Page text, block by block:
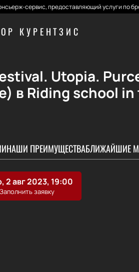
сервис, предоставляющий услуги по
КУРЕНТЗИС
Utopia.
в Riding school
НАШИ ПРЕИМУЩЕСТВАБЛИЖАЙШИЕ